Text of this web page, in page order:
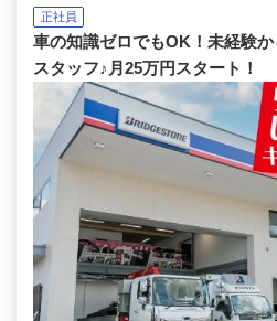
正社員
車の知識ゼロでもOK！未経験
スタッフ♪月25万円スタート！